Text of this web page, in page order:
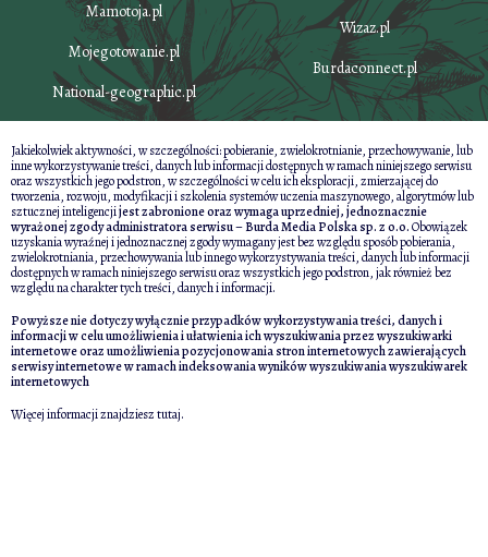
Mamotoja.pl
Mojegotowanie.pl
National-geographic.pl
Wizaz.pl
Burdaconnect.pl
Jakiekolwiek aktywności, w szczególności: pobieranie, zwielokrotnianie, przechowywanie, lub
inne wykorzystywanie treści, danych lub informacji dostępnych w ramach niniejszego serwisu
oraz wszystkich jego podstron, w szczególności w celu ich eksploracji, zmierzającej do
tworzenia, rozwoju, modyfikacji i szkolenia systemów uczenia maszynowego, algorytmów lub
sztucznej inteligencjijest zabronione oraz wymaga uprzedniej, jednoznacznie
wyrażonej zgody administratora serwisu – Burda Media Polska sp. z o.o.Obowiązek
uzyskania wyraźnej i jednoznacznej zgody wymagany jest bez względu sposób pobierania,
zwielokrotniania, przechowywania lub innego wykorzystywania treści, danych lub informacji
dostępnych w ramach niniejszego serwisu oraz wszystkich jego podstron, jak również bez
względu na charakter tych treści, danych i informacji.
Powyższe nie dotyczy wyłącznie przypadków wykorzystywania treści, danych i
informacji w celu umożliwienia i ułatwienia ich wyszukiwania przez wyszukiwarki
internetowe oraz umożliwienia pozycjonowania stron internetowych zawierających
serwisy internetowe w ramach indeksowania wyników wyszukiwania wyszukiwarek
internetowych
Więcej informacji znajdziesztutaj.